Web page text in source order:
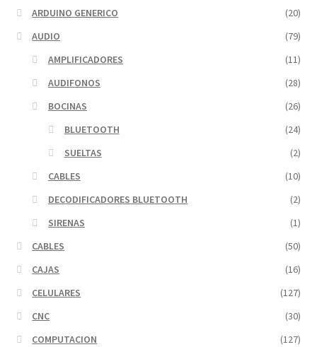
ARDUINO GENERICO
(20)
AUDIO
(79)
AMPLIFICADORES
(11)
AUDIFONOS
(28)
BOCINAS
(26)
BLUETOOTH
(24)
SUELTAS
(2)
CABLES
(10)
DECODIFICADORES BLUETOOTH
(2)
SIRENAS
(1)
CABLES
(50)
CAJAS
(16)
CELULARES
(127)
CNC
(30)
COMPUTACION
(127)